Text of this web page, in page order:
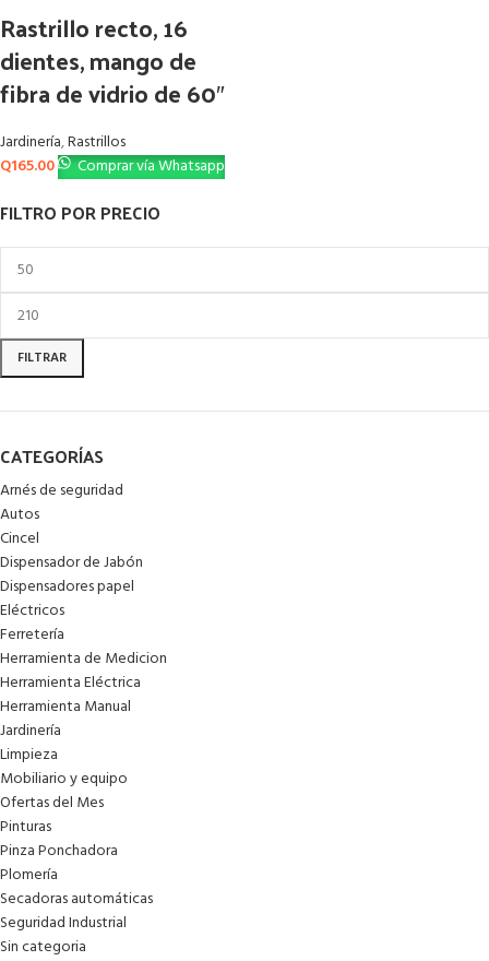
FILTRO POR PRECIO
FILTRAR
CATEGORÍAS
Arnés de seguridad
Autos
Cincel
Dispensador de Jabón
Dispensadores papel
Eléctricos
Ferretería
Herramienta de Medicion
Herramienta Eléctrica
Herramienta Manual
Jardinería
Limpieza
Mobiliario y equipo
Ofertas del Mes
Pinturas
Pinza Ponchadora
Plomería
Secadoras automáticas
Seguridad Industrial
Sin categoria
Rastrillo recto, 16
dientes, mango de
fibra de vidrio de 60″
Jardinería,Rastrillos
Q165.00 Comprar vía Whatsapp